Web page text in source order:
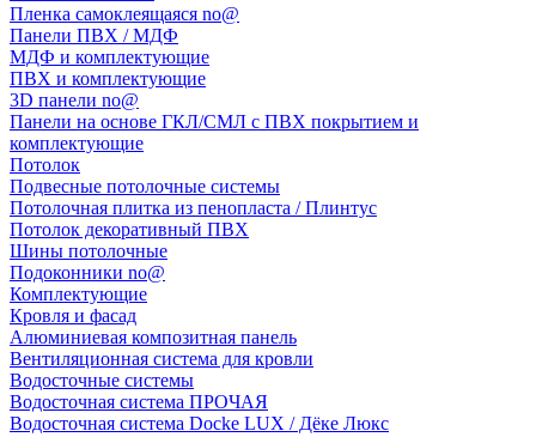
Пленка самоклеящаяся no@
Панели ПВХ / МДФ
МДФ и комплектующие
ПВХ и комплектующие
3D панели no@
Панели на основе ГКЛ/СМЛ с ПВХ покрытием и
комплектующие
Потолок
Подвесные потолочные системы
Потолочная плитка из пенопласта / Плинтус
Потолок декоративный ПВХ
Шины потолочные
Подоконники no@
Комплектующие
Кровля и фасад
Алюминиевая композитная панель
Вентиляционная система для кровли
Водосточные системы
Водосточная система ПРОЧАЯ
Водосточная система Docke LUX / Дёке Люкс